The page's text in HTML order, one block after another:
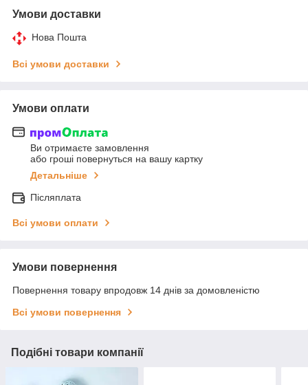
Умови доставки
Нова Пошта
Всі умови доставки
Умови оплати
Ви отримаєте замовлення
або гроші повернуться на вашу картку
Детальніше
Післяплата
Всі умови оплати
Умови повернення
Повернення товару впродовж 14 днів за домовленістю
Всі умови повернення
Подібні товари компанії